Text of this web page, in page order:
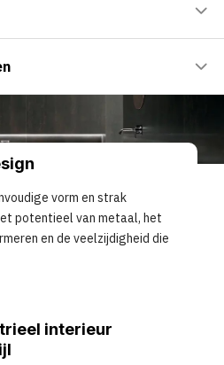
vorm en strak
potentieel van metaal, het
en de veelzijdigheid die
interieur